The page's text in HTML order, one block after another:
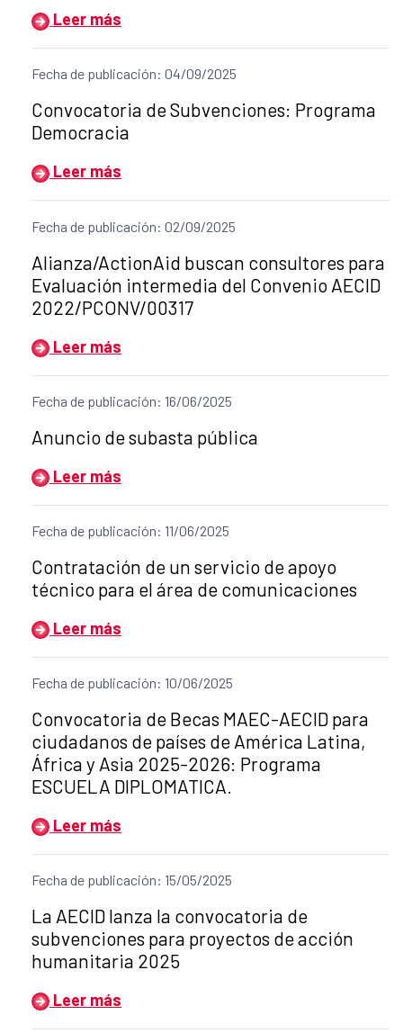
Leer más
Fecha de publicación: 04/09/2025
Título del anuncio:
Convocatoria de Subvenciones: Programa
Democracia
Leer más
Fecha de publicación: 02/09/2025
Título del anuncio:
Alianza/ActionAid buscan consultores para
Evaluación intermedia del Convenio AECID
2022/PCONV/00317
Leer más
Fecha de publicación: 16/06/2025
Título del anuncio:
Anuncio de subasta pública
Leer más
Fecha de publicación: 11/06/2025
Título del anuncio:
Contratación de un servicio de apoyo
técnico para el área de comunicaciones
Leer más
Fecha de publicación: 10/06/2025
Título del anuncio:
Convocatoria de Becas MAEC-AECID para
ciudadanos de países de América Latina,
África y Asia 2025-2026: Programa
ESCUELA DIPLOMATICA.
Leer más
Fecha de publicación: 15/05/2025
Título del anuncio:
La AECID lanza la convocatoria de
subvenciones para proyectos de acción
humanitaria 2025
Leer más